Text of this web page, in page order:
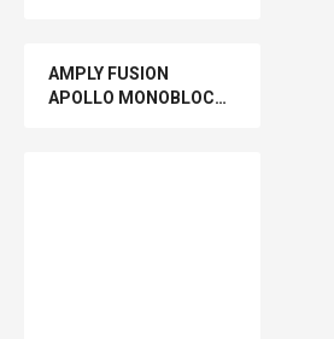
AMPLY FUSION
APOLLO MONOBLOCK